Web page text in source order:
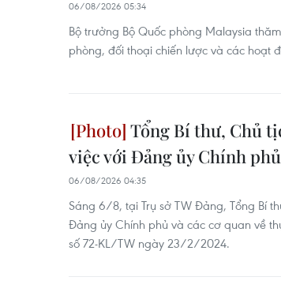
06/08/2026 05:34
Bộ trưởng Bộ Quốc phòng Malaysia
phòng, đối thoại chiến lược và các hoạt
Tổng Bí thư, Chủ
việc với Đảng ủy Chính phủ
06/08/2026 04:35
Sáng 6/8, tại Trụ sở TW Đảng, Tổng Bí
Đảng ủy Chính phủ và các cơ quan về
số 72-KL/TW ngày 23/2/2024.